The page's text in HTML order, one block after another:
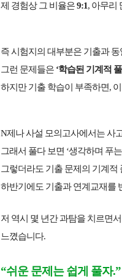
제 경험상 그 비율은9:1, 아무리
즉 시험지의 대부분은 기출과
그런 문제들은 ‘학습된 기계적
하지만 기출 학습이 부족하면,
N제나 사설 모의고사에서는 사
그래서 풀다 보면 ‘생각하며 푸
그렇더라도 기출 문제의 기계적
하반기에도 기출과 연계교재를
저 역시 몇 년간 과탐을 치르면
느꼈습니다.
“쉬운 문제는 쉽게 풀자.”